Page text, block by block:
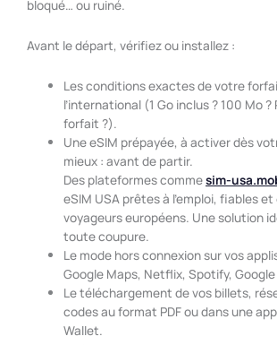
bloqué… ou ruiné.
Avant le départ, vérifiez ou installez :
Les conditions exactes de votre
l’international (1 Go inclus ? 100 Mo
forfait ?).
Une eSIM prépayée, à activer dès
mieux : avant de partir.
Des plateformes commesim-
eSIM USA prêtes à l’emploi, fiables
voyageurs européens. Une solution
toute coupure.
Le mode hors connexion sur vos
Google Maps, Netflix, Spotify,
Le téléchargement de vos billets,
codes au format PDF ou dans une
Wallet.